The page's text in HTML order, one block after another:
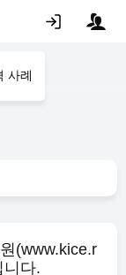
사례
(www.kice.r
니다.